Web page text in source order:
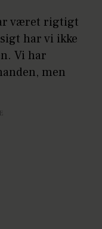
været rigtigt
har vi ikke
Vi har
men